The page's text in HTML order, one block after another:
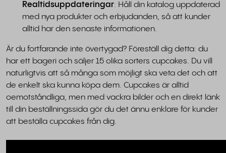
Realtidsuppdateringar: Håll din katalog uppdaterad
med nya produkter och erbjudanden, så att kunder
alltid har den senaste informationen.
Är du fortfarande inte övertygad? Föreställ dig detta: du
har ett bageri och säljer 15 olika sorters cupcakes. Du vill
naturligtvis att så många som möjligt ska veta det och att
de enkelt ska kunna köpa dem. Cupcakes är alltid
oemotståndliga, men med vackra bilder och en direkt länk
till din beställningssida gör du det ännu enklare för kunder
att beställa cupcakes från dig.